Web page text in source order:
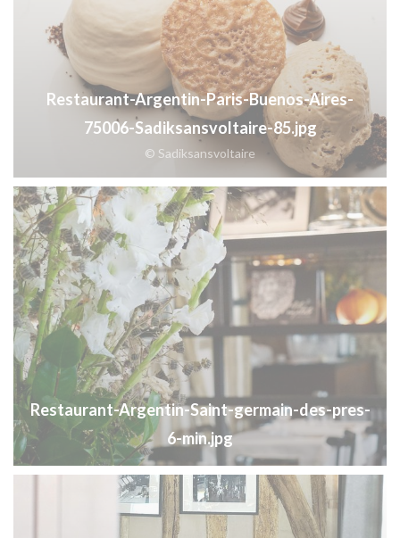
Restaurant-Argentin-Paris-Buenos-Aires-
75006-Sadiksansvoltaire-85.jpg
© Sadiksansvoltaire
Restaurant-Argentin-Saint-germain-des-pres-
6-min.jpg